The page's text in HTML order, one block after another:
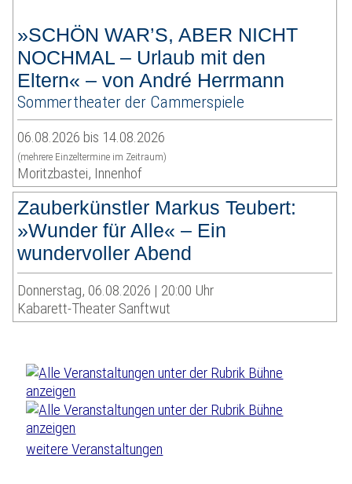
»SCHÖN WAR’S, ABER NICHT
NOCHMAL – Urlaub mit den
Eltern« – von André Herrmann
Sommertheater der Cammerspiele
06.08.2026 bis 14.08.2026
(mehrere Einzeltermine im Zeitraum)
Moritzbastei, Innenhof
Zauberkünstler Markus Teubert:
»Wunder für Alle« – Ein
wundervoller Abend
Donnerstag, 06.08.2026 | 20:00 Uhr
Kabarett-Theater Sanftwut
weitere Veranstaltungen